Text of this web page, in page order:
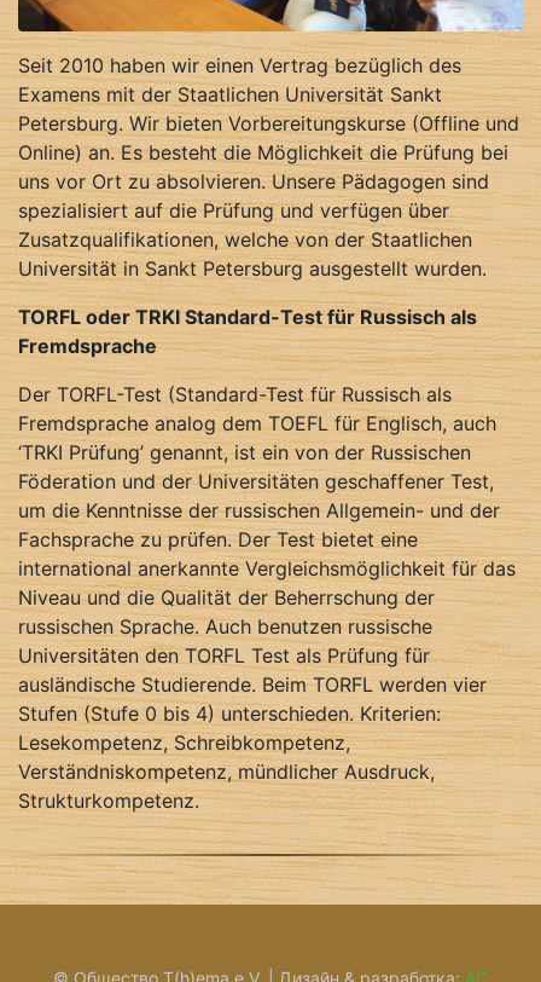
Seit 2010 haben wir einen Vertrag bezüglich des
Examens mit der Staatlichen Universität Sankt
Petersburg. Wir bieten Vorbereitungskurse (Offline und
Online) an. Es besteht die Möglichkeit die Prüfung bei
uns vor Ort zu absolvieren. Unsere Pädagogen sind
spezialisiert auf die Prüfung und verfügen über
Zusatzqualifikationen, welche von der Staatlichen
Universität in Sankt Petersburg ausgestellt wurden.
TORFL oder TRKI Standard-Test für Russisch als
Fremdsprache
Der TORFL-Test (Standard-Test für Russisch als
Fremdsprache analog dem TOEFL für Englisch, auch
‘TRKI Prüfung’ genannt, ist ein von der Russischen
Föderation und der Universitäten geschaffener Test,
um die Kenntnisse der russischen Allgemein- und der
Fachsprache zu prüfen. Der Test bietet eine
international anerkannte Vergleichsmöglichkeit für das
Niveau und die Qualität der Beherrschung der
russischen Sprache. Auch benutzen russische
Universitäten den TORFL Test als Prüfung für
ausländische Studierende. Beim TORFL werden vier
Stufen (Stufe 0 bis 4) unterschieden. Kriterien:
Lesekompetenz, Schreibkompetenz,
Verständniskompetenz, mündlicher Ausdruck,
Strukturkompetenz.